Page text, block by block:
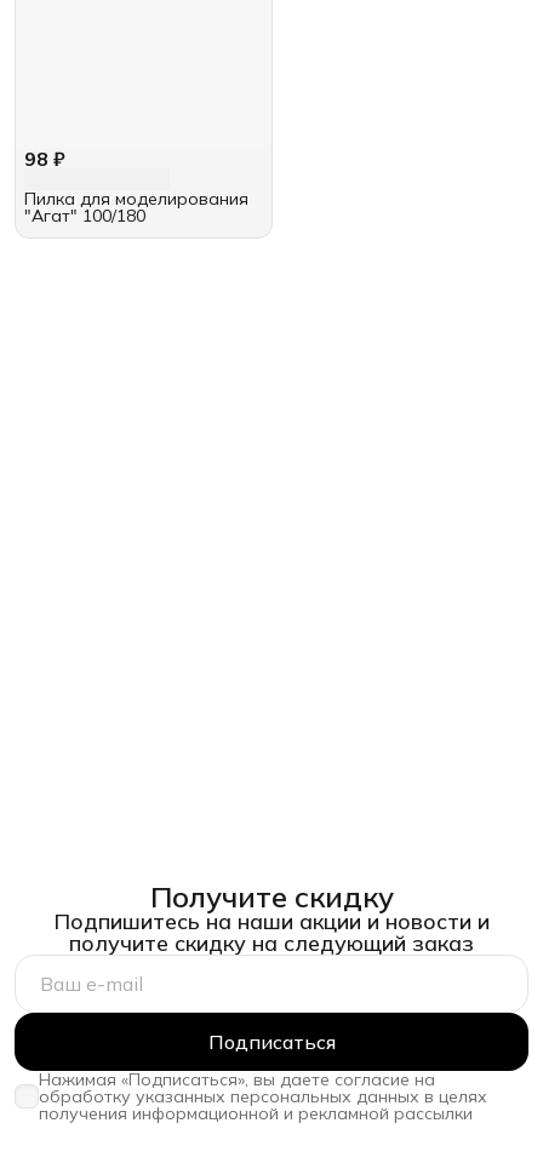
98 ₽
Пилка для моделирования
"Агат" 100/180
Получите скидку
Подпишитесь на наши акции и новости и
получите скидку на следующий заказ
Подписаться
Нажимая «Подписаться», вы даете согласие на
обработку указанных персональных данных в целях
получения информационной и рекламной рассылки